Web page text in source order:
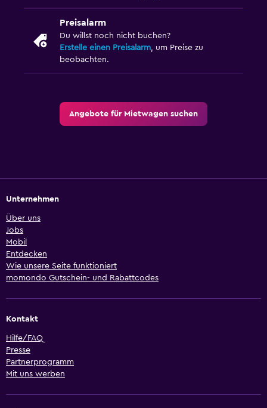
Preisalarm
Du willst noch nicht buchen?
Erstelle einen Preisalarm, um Preise zu
beobachten.
Angebote für Mietwagen suchen
Unternehmen
Über uns
Jobs
Mobil
Entdecken
Wie unsere Seite funktioniert
momondo Gutschein- und Rabattcodes
Kontakt
Hilfe/FAQ
Presse
Partnerprogramm
Mit uns werben